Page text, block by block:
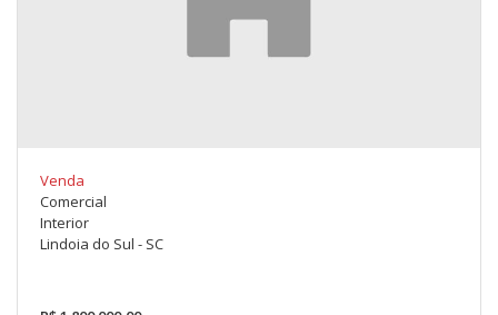
Venda
Comercial
Interior
Lindoia do Sul - SC